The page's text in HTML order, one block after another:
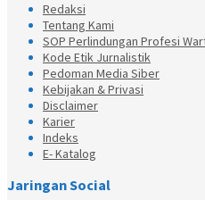
Redaksi
Tentang Kami
SOP Perlindungan Profesi
Kode Etik Jurnalistik
Pedoman Media Siber
Kebijakan & Privasi
Disclaimer
Karier
Indeks
E- Katalog
Jaringan Social